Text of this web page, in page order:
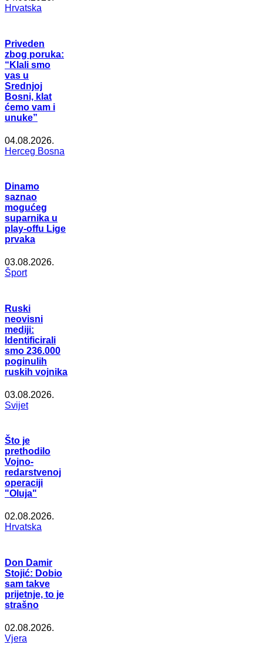
Hrvatska
Priveden
zbog poruka:
“Klali smo
vas u
Srednjoj
Bosni, klat
ćemo vam i
unuke”
04.08.2026.
Herceg Bosna
Dinamo
saznao
mogućeg
suparnika u
play-offu Lige
prvaka
03.08.2026.
Šport
Ruski
neovisni
mediji:
Identificirali
smo 236.000
poginulih
ruskih vojnika
03.08.2026.
Svijet
Što je
prethodilo
Vojno-
redarstvenoj
operaciji
"Oluja"
02.08.2026.
Hrvatska
Don Damir
Stojić: Dobio
sam takve
prijetnje, to je
strašno
02.08.2026.
Vjera